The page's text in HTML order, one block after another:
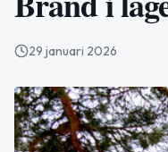
29 januari 2026